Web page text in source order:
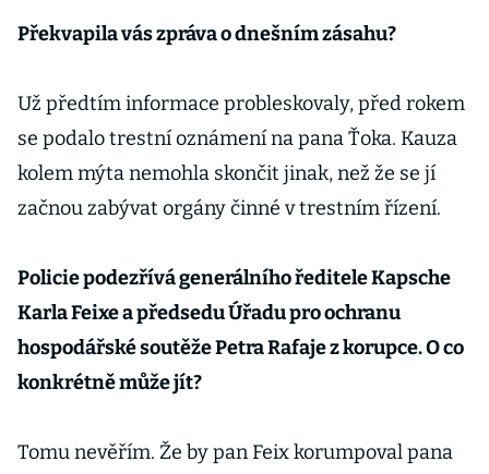
Překvapila vás zpráva o dnešním zásahu?
Už předtím informace probleskovaly, před rokem
se podalo trestní oznámení na pana Ťoka. Kauza
kolem mýta nemohla skončit jinak, než že se jí
začnou zabývat orgány činné v trestním řízení.
Policie podezřívá generálního ředitele Kapsche
Karla Feixe a předsedu Úřadu pro ochranu
hospodářské soutěže Petra Rafaje z korupce. O co
konkrétně může jít?
Tomu nevěřím. Že by pan Feix korumpoval pana